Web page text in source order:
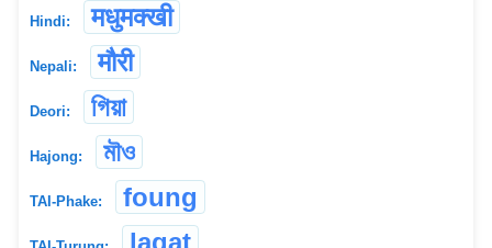
Hindi: मधुमक्खी
Nepali: मौरी
Deori: গিয়া
Hajong: মৗও
TAI-Phake: foung
lagat